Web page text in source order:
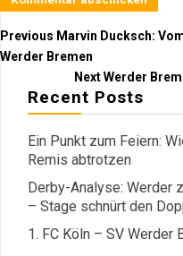
Previous Marvin Ducksch:
Werder Bremen
NextWerder
Recent Posts
Ein Punkt zum Feiern:
Remis abtrotzen
Derby-Analyse: Werder
– Stage schnürt den
1. FC Köln – SV Werder